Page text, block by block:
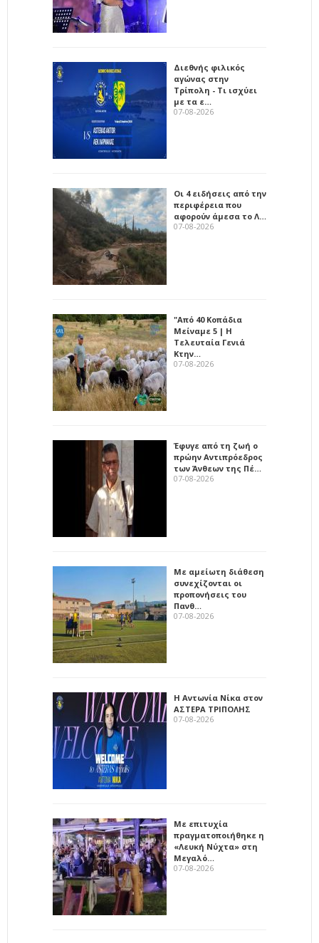
Διεθνής φιλικός
αγώνας στην
Τρίπολη - Τι ισχύει
με τα ε…
07-08-2026
Οι 4 ειδήσεις από την
περιφέρεια που
αφορούν άμεσα το Λ…
07-08-2026
"Από 40 Κοπάδια
Μείναμε 5 | Η
Τελευταία Γενιά
Κτην…
07-08-2026
Έφυγε από τη ζωή ο
πρώην Αντιπρόεδρος
των Άνθεων της Πέ…
07-08-2026
Με αμείωτη διάθεση
συνεχίζονται οι
προπονήσεις του
Πανθ…
07-08-2026
Η Αντωνία Νίκα στον
ΑΣΤΕΡΑ ΤΡΙΠΟΛΗΣ
07-08-2026
Με επιτυχία
πραγματοποιήθηκε η
«Λευκή Νύχτα» στη
Μεγαλό…
07-08-2026